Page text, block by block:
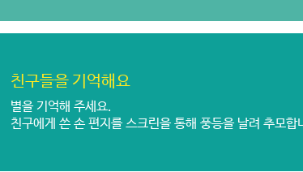
친구들을 기억해요
별을 기억해 주세요.
친구에게 쓴 손 편지를 스크린을 통해 풍등을 날려 추모합